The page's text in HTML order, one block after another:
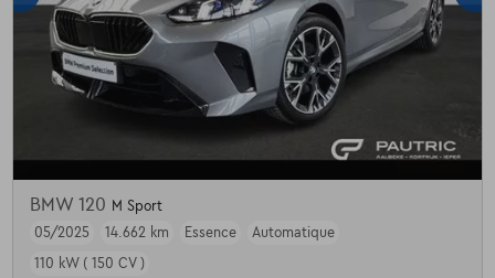
BMW 120 M Sport
05/2025
14.662 km Essence
Automatique
110 kW ( 150 CV )